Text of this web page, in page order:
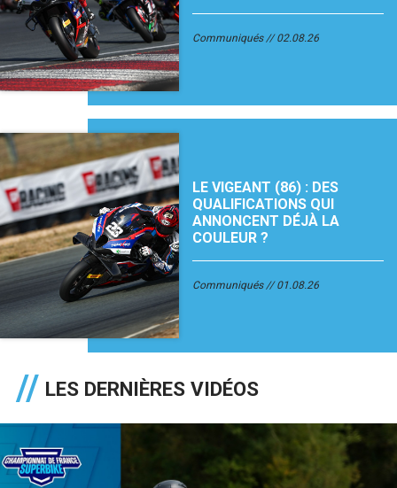
Communiqués 02.08.26
LE VIGEANT (86) : DES
QUALIFICATIONS QUI
ANNONCENT DÉJÀ LA
COULEUR ?
Communiqués 01.08.26
LES DERNIÈRES VIDÉOS